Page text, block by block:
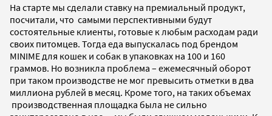
На старте мы сделали ставку на премиальный продукт,
посчитали, что самыми перспективными будут
состоятельные клиенты, готовые к любым расходам ради
своих питомцев. Тогда еда выпускалась под брендом
MINIME для кошек и собак в упаковках на 100 и 160
граммов. Но возникла проблема – ежемесячный оборот
при таком производстве не мог превысить отметки в два
миллиона рублей в месяц. Кроме того, на таких объемах
производственная площадка была не сильно